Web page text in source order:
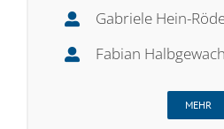
Gabriele Hein-
Fabian
MEHR